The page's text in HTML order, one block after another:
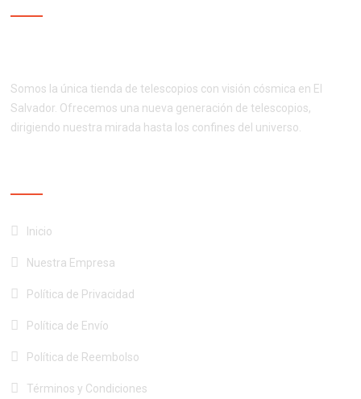
Somos la única tienda de telescopios con visión cósmica en El
Salvador. Ofrecemos una nueva generación de telescopios,
dirigiendo nuestra mirada hasta los confines del universo.
Inicio
Nuestra Empresa
Política de Privacidad
Política de Envío
Política de Reembolso
Términos y Condiciones